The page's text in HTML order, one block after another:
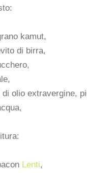
kamut,
di birra,
olio extravergine,
Lenti,